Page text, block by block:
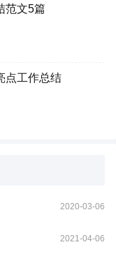
范文5篇
点工作总结
2020-03-06
2021-04-06